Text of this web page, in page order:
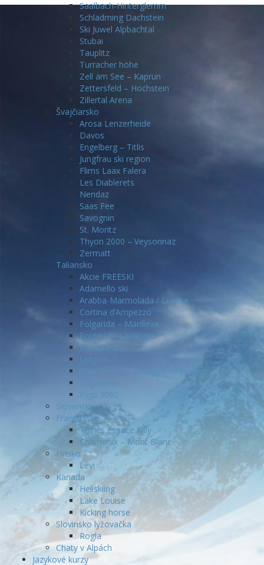
Saalbach-Hinterglemm
Schladming Dachstein
Ski Juwel Alpbachtal
Stubai
Tauplitz
Turracher höhe
Zell am See – Kaprun
Zettersfeld – Hochstein
Zillertal Arena
Švajčiarsko
Arosa Lenzerheide
Davos
Engelberg – Titlis
Jungfrau ski region
Flims Laax Falera
Les Diablerets
Nendaz
Saas Fee
Savognin
St. Moritz
Thyon 2000 – Veysonnaz
Zermatt
Taliansko
Akcie FREESKI
Adamello ski
Arabba-Marmolada / Civetta
Cortina d’Ampezzo
Folgarida – Marilleva
Folgaria – Lavarone
Kronplatz
Livigno
Madonna di Campiglio – Pinzolo
Paganella
Pejo 3000
Slovensko
Francúzsko
Tignes Espace Killy
Chamonix – Mont Blanc
Fínsko
Levi
Kanada
Heliskiing
Lake Louise
Kicking horse
Slovinsko lyžovačka
Rogla
Chaty v Alpách
Jazykové kurzy